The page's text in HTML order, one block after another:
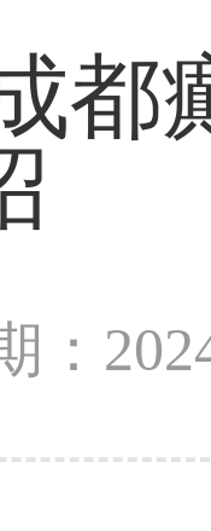
都
：